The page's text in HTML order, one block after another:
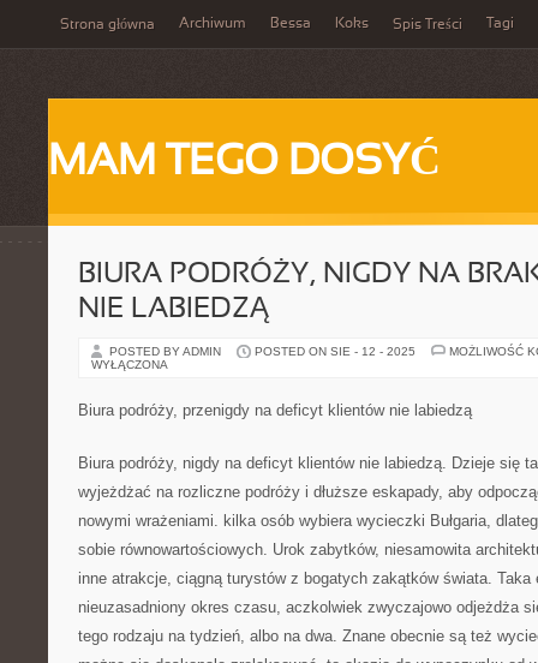
Strona główna Archiwum Bessa Koks Spis Treści Tagi
MAM TEGO DOSYĆ
BIURA PODRÓŻY, NIGDY NA
NIE LABIEDZĄ
POSTED BY ADMIN POSTED ON SIE - 12 - 2025
MOŻLIWOŚĆ
WYŁĄCZONA
Biura podróży, przenigdy na deficyt klientów nie labiedzą
Biura podróży, nigdy na deficyt klientów nie labiedzą. Dzieje się
wyjeżdżać na rozliczne podróży i dłuższe eskapady, aby
nowymi wrażeniami. kilka osób wybiera wycieczki Bułgaria,
sobie równowartościowych. Urok zabytków, niesamowita
inne atrakcje, ciągną turystów z bogatych zakątków świata.
nieuzasadniony okres czasu, aczkolwiek zwyczajowo odjeżdża
tego rodzaju na tydzień, albo na dwa. Znane obecnie są też